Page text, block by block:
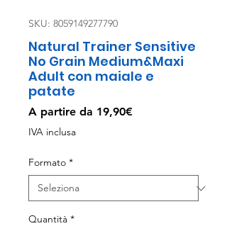
SKU: 8059149277790
Natural Trainer Sensitive
No Grain Medium&Maxi
Adult con maiale e
patate
A partire da 19,90€Prezzo
IVA inclusa
Formato *
Quantità *